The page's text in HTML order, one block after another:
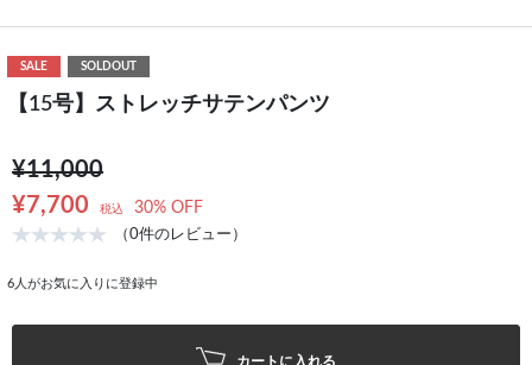
SALE SOLDOUT
【15号】ストレッチサテンパンツ
¥11,000
¥7,700
税込 30% OFF
（0件のレビュー）
6 人がお気に入りに登録中
カートに入れる